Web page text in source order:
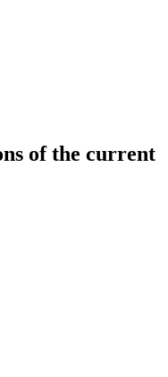
of the current